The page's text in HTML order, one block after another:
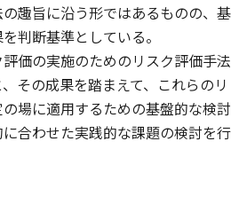
趣旨に沿う形ではあるものの、基
判断基準としている。
価の実施のためのリスク評価手法
その成果を踏まえて、これらのリ
場に適用するための基盤的な検討
合わせた実践的な課題の検討を行